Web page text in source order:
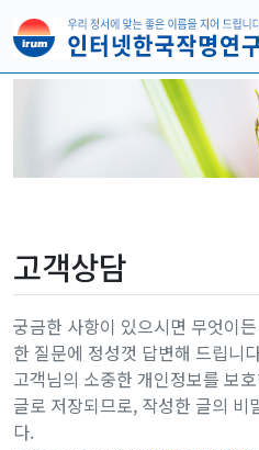
고객상담
궁금한 사항이 있으시면 무엇이
한 질문에 정성껏 답변해 드립니
고객님의 소중한 개인정보를 보
글로 저장되므로, 작성한 글의 비
다.